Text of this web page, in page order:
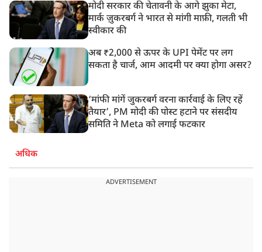
मोदी सरकार की चेतावनी के आगे झुका मेटा,
मार्क ज़ुकरबर्ग ने भारत से मांगी माफ़ी, गलती भी
स्वीकार की
अब ₹2,000 से ऊपर के UPI पेमेंट पर लग
सकता है चार्ज, आम आदमी पर क्या होगा असर?
‘मांफी मांगें जुकरबर्ग वरना कार्रवाई के लिए रहें
तैयार’, PM मोदी की पोस्ट हटाने पर संसदीय
समिति ने Meta को लगाई फटकार
अधिक
ADVERTISEMENT